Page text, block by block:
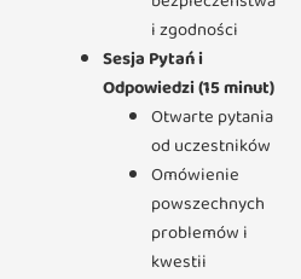
i zgodności
Sesja Pytań i
Odpowiedzi (15 minut)
Otwarte pytania
od uczestników
Omówienie
powszechnych
problemów i
kwestii